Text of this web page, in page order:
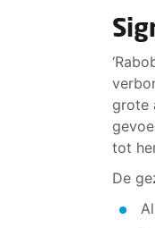
grote
tot
De